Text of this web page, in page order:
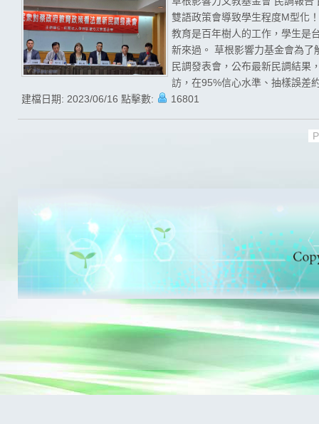
雙語政策會導致學生程度M型化
教育是百年樹人的工作，學生是
新來過。 草根影響力基金會為了
民調發表會，公布最新民調結果
訪，在95%信心水準、抽樣誤差
建檔日期: 2023/06/16 點擊數: 16801